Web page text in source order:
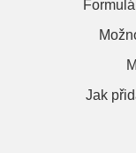
Jak